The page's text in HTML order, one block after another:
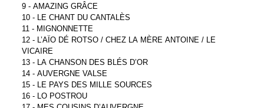
9 - AMAZING GRÂCE
10 - LE CHANT DU CANTALÈS
11 - MIGNONNETTE
12 - L’AÏO DÉ ROTSO / CHEZ LA MÈRE ANTOINE / LE
VICAIRE
13 - LA CHANSON DES BLÉS D’OR
14 - AUVERGNE VALSE
15 - LE PAYS DES MILLE SOURCES
16 - LO POSTROU